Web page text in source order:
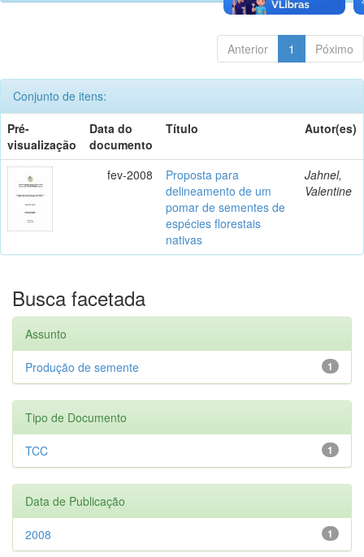
Anterior 1 Póximo
Conjunto de itens:
Pré-
visualização
Data do
documento
Título Autor(es)
fev-2008
Proposta para
delineamento de um
pomar de sementes de
espécies florestais
nativas
Jahnel,
Valentine
Busca facetada
Assunto
1
Produção de semente
Tipo de Documento
1
TCC
Data de Publicação
1
2008